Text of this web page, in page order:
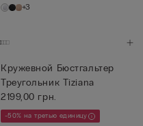
+3
Кружевной Бюстгальтер
Треугольник Tiziana
2199,00 грн.
-50% на третью единицу